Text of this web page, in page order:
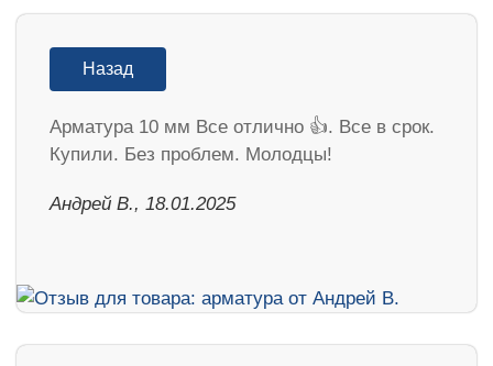
Назад
Арматура 10 мм Все отлично 👍. Все в срок.
Купили. Без проблем. Молодцы!
Андрей В., 18.01.2025